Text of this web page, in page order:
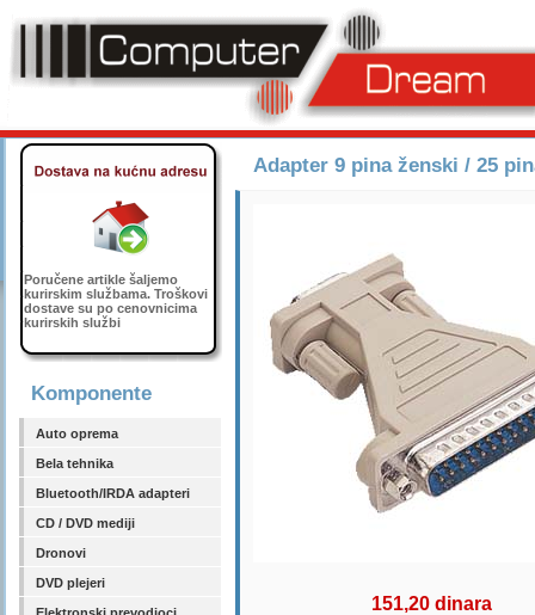
Poručene artikle šaljemo
kurirskim službama. Troškovi
dostave su po cenovnicima
kurirskih službi
Komponente
Auto oprema
Bela tehnika
Bluetooth/IRDA adapteri
CD / DVD mediji
Dronovi
DVD plejeri
Adapter 9 pina ženski / 25
151,20 dinara